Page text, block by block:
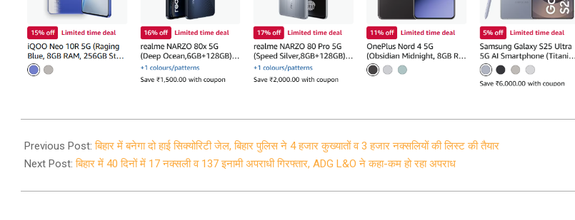
04-
09
Previous Post:बिहार में बनेगा दो हाई सिक्योरिटी जेल, बिहार पुलिस ने 4 हजार कुख्यातों व 3 हजार नक्सलियों की लिस्ट की तैयार
Next Post:बिहार में 40 दिनों में 17 नक्सली व 137 इनामी अपराधी गिरफ्तार, ADG L&O ने कहा-कम हो रहा अपराध